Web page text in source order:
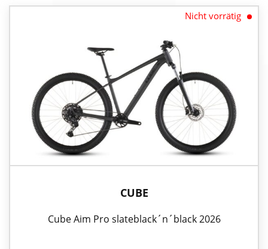
Nicht vorrätig
CUBE
Cube Aim Pro slateblack´n´black 2026